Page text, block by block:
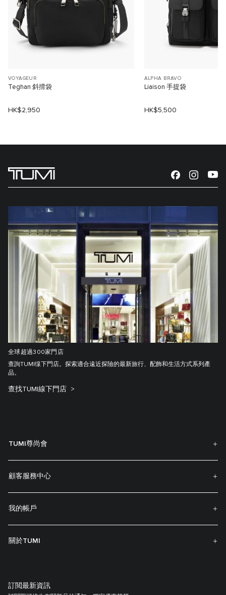
VOYAGEUR
Teghan 斜揹袋
HK$2,950
ALPHA BRAVO
Liaison 手提袋
HK$5,500
全球超過300家門店
查詢TUMI缐下門店。探索適合遠近探險的最新旅行、配飾和生活方式系列產
品。
查找TUMI線下門店
TUMI尊尚會
顧客服務中心
我的帳戶
關於TUMI
訂閲最新資訊